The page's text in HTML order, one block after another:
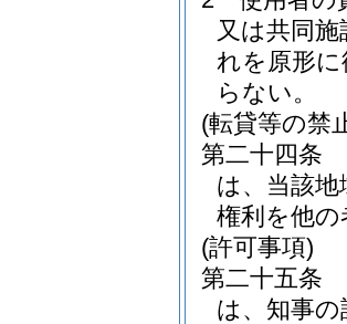
又は共同
れを原形
らない。
(転貸等の禁
第二十四条
は、当該
権利を他
(許可事項)
第二十五条
は、知事